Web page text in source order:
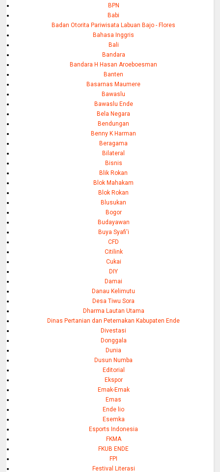
BPN
Babi
Badan Otorita Pariwisata Labuan Bajo - Flores
Bahasa Inggris
Bali
Bandara
Bandara H Hasan Aroeboesman
Banten
Basarnas Maumere
Bawaslu
Bawaslu Ende
Bela Negara
Bendungan
Benny K Harman
Beragama
Bilateral
Bisnis
Blik Rokan
Blok Mahakam
Blok Rokan
Blusukan
Bogor
Budayawan
Buya Syafi'i
CFD
Citilink
Cukai
DIY
Damai
Danau Kelimutu
Desa Tiwu Sora
Dharma Lautan Utama
Dinas Pertanian dan Peternakan Kabupaten Ende
Divestasi
Donggala
Dunia
Dusun Numba
Editorial
Ekspor
Emak-Emak
Emas
Ende lio
Esemka
Esports Indonesia
FKMA
FKUB ENDE
FPI
Festival Literasi